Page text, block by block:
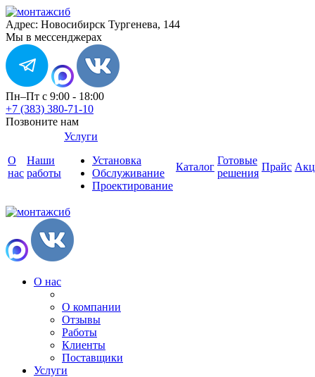
Адрес: Новосибирск Тургенева, 144
Мы в мессенджерах
Пн–Пт с 9:00 - 18:00
+7 (383) 380-71-10
Позвоните нам
О
нас
Наши
работы
Услуги
Установка
Обслуживание
Проектирование
Каталог
Готовые
решения
Прайс
О нас
О компании
Отзывы
Работы
Клиенты
Поставщики
Услуги